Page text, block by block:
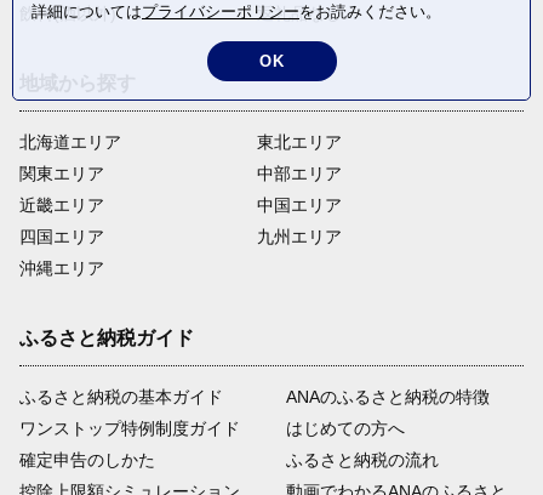
飲料(酒以外)
返礼品なし
北海道エリア
関東エリア
近畿エリア
四国エリア
沖縄エリア
東北エリア
中部エリア
中国エリア
九州エリア
ふるさと納税ガイド
ふるさと納税の基本ガイド
ワンストップ特例制度ガイド
確定申告のしかた
ANAのふるさと納税の特徴
はじめての方へ
ふるさと納税の流れ
詳細についてはプライバシーポリシーをお読みください。
OK